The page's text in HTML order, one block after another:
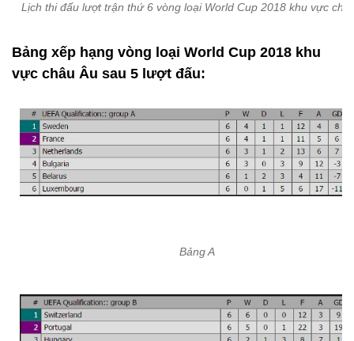
Lịch thi đấu lượt trận thứ 6 vòng loại World Cup 2018 khu vực
Bảng xếp hạng vòng loại World Cup 2018 khu
vực châu Âu sau 5 lượt đấu:
Bảng A